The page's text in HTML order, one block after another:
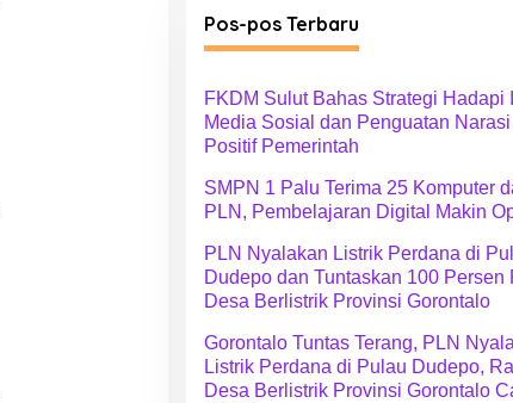
g
o
i
Pos-pos Terbaru
FKDM Sulut Bahas Strategi Hadapi
Media Sosial dan Penguatan Narasi
Positif Pemerintah
SMPN 1 Palu Terima 25 Komputer
PLN, Pembelajaran Digital Makin
PLN Nyalakan Listrik Perdana di
Dudepo dan Tuntaskan 100 Persen
Desa Berlistrik Provinsi Gorontalo
Gorontalo Tuntas Terang, PLN
Listrik Perdana di Pulau Dudepo,
Desa Berlistrik Provinsi Gorontalo